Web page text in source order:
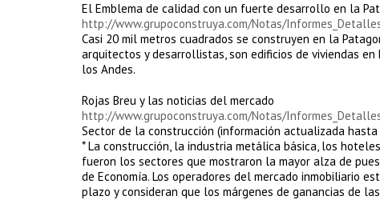
El Emblema de calidad con un fuerte desarrollo en la
http://www.grupoconstruya.com/Notas/
Casi 20 mil metros cuadrados se construyen en la
arquitectos y desarrollistas, son edificios de viviendas
los Andes.
Rojas Breu y las noticias del mercado
http://www.grupoconstruya.com/Notas/
Sector de la construcción (información actualizada
* La construcción, la industria metálica básica, los
fueron los sectores que mostraron la mayor alza de
de Economía. Los operadores del mercado inmobiliario
plazo y consideran que los márgenes de ganancias de